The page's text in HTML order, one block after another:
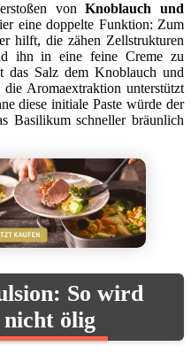
vonKnoblauch und
eine doppelte Funktion: Zum
hilft, die zähen Zellstrukturen
ihn in eine feine Creme zu
das Salz dem Knoblauch und
Aromaextraktion unterstützt
diese initiale Paste würde der
Basilikum schneller bräunlich
So wird
nicht ölig